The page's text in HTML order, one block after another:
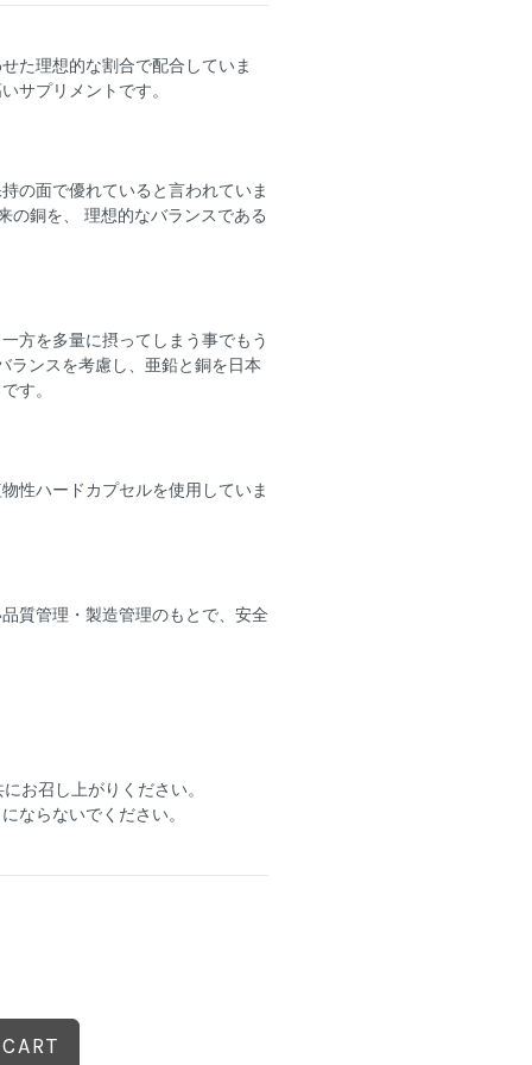
た理想的な割合で配合していま
サプリメントです。
の面で優れていると言われていま
の銅を、 理想的なバランスである
方を多量に摂ってしまう事でもう
ランスを考慮し、亜鉛と銅を日本
す。
性ハードカプセルを使用していま
質管理・製造管理のもとで、安全
お召し上がりください。
ならないでください。